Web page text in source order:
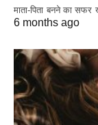
माता-पिता बनने का
6 months ago